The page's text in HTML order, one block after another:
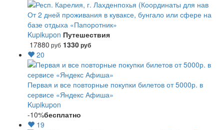
От 2 дней проживания в куваксе, бунгало или сфере на
базе отдыха «Папоротник»
Kupikupon Путешествия
17880 руб 1330руб
20
Первая и все повторные покупки билетов от 5000р. в
сервисе «Яндекс Афиша»
Kupikupon
-10%бесплатно
19